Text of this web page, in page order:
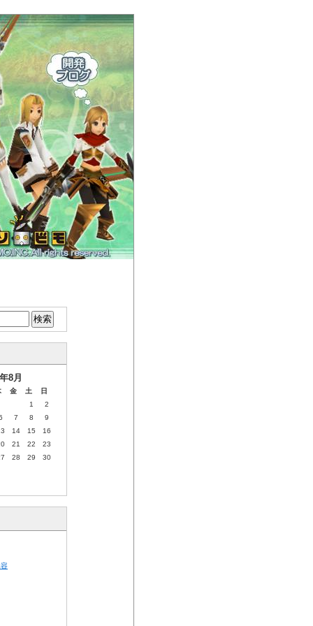
8月
金 土 日
1
2
7 8
9
14 15
16
21 22
23
28 29
30